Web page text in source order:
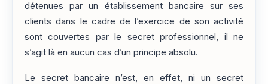
détenues par un établissement bancaire sur ses
clients dans le cadre de l’exercice de son activité
sont couvertes par le secret professionnel, il ne
s’agit là en aucun cas d’un principe absolu.
Le secret bancaire n’est, en effet, ni un secret